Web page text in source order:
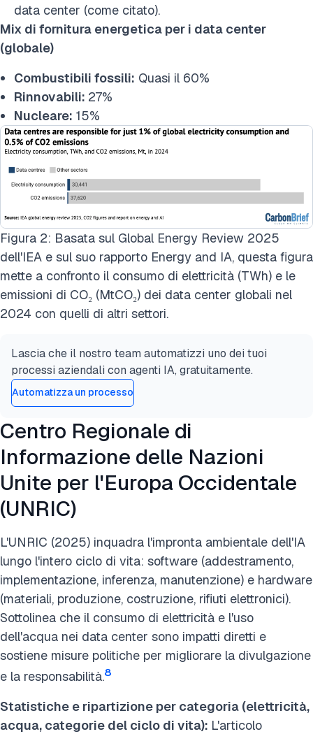
data center (come citato).
Mix di fornitura energetica per i data center
(globale)
Combustibili fossili: Quasi il 60%
Rinnovabili: 27%
Nucleare: 15%
Figura 2: Basata sul Global Energy Review 2025
dell'IEA e sul suo rapporto Energy and IA, questa figura
mette a confronto il consumo di elettricità (TWh) e le
emissioni di CO₂ (MtCO₂) dei data center globali nel
2024 con quelli di altri settori.
Lascia che il nostro team automatizzi uno dei tuoi
processi aziendali con agenti IA, gratuitamente.
Automatizza un processo
Centro Regionale di
Informazione delle Nazioni
Unite per l'Europa Occidentale
(UNRIC)
L'UNRIC (2025) inquadra l'impronta ambientale dell'IA
lungo l'intero ciclo di vita: software (addestramento,
implementazione, inferenza, manutenzione) e hardware
(materiali, produzione, costruzione, rifiuti elettronici).
Sottolinea che il consumo di elettricità e l'uso
dell'acqua nei data center sono impatti diretti e
sostiene misure politiche per migliorare la divulgazione
e la responsabilità.8
Statistiche e ripartizione per categoria (elettricità,
acqua, categorie del ciclo di vita): L'articolo